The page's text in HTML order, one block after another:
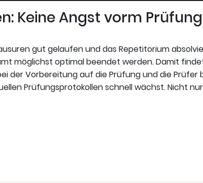
Keine Angst vorm
gut gelaufen und das Repetitorium
möglichst optimal beendet werden. Damit
der Vorbereitung auf die Prüfung und die
Prüfungsprotokollen schnell wächst. Nicht